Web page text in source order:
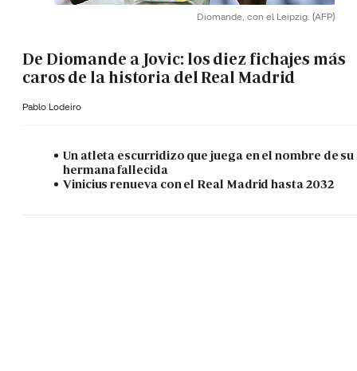
Diomande, con el Leipzig. (AFP)
De Diomande a Jovic: los diez fichajes más
caros de la historia del Real Madrid
Pablo Lodeiro
Un atleta escurridizo que juega en el nombre de su
hermana fallecida
Vinicius renueva con el Real Madrid hasta 2032